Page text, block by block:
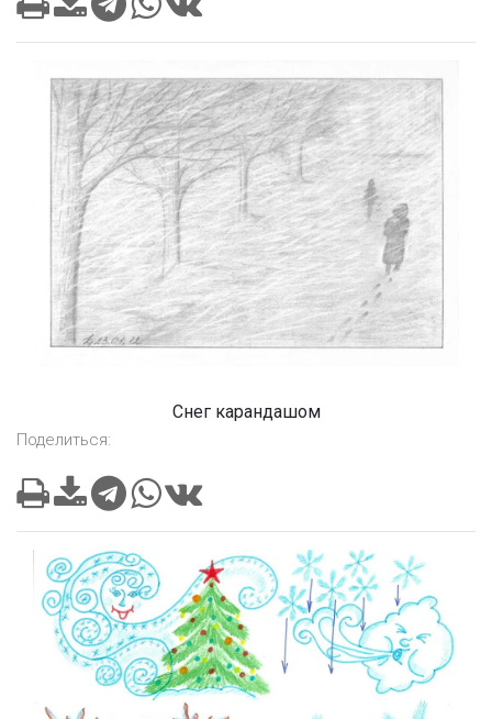
Снег карандашом
Поделиться: